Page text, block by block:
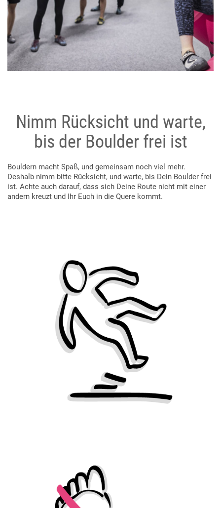
Nimm Rücksicht und warte,
bis der Boulder frei ist
Bouldern macht Spaß, und gemeinsam noch viel mehr.
Deshalb nimm bitte Rücksicht, und warte, bis Dein Boulder frei
ist. Achte auch darauf, dass sich Deine Route nicht mit einer
andern kreuzt und Ihr Euch in die Quere kommt.